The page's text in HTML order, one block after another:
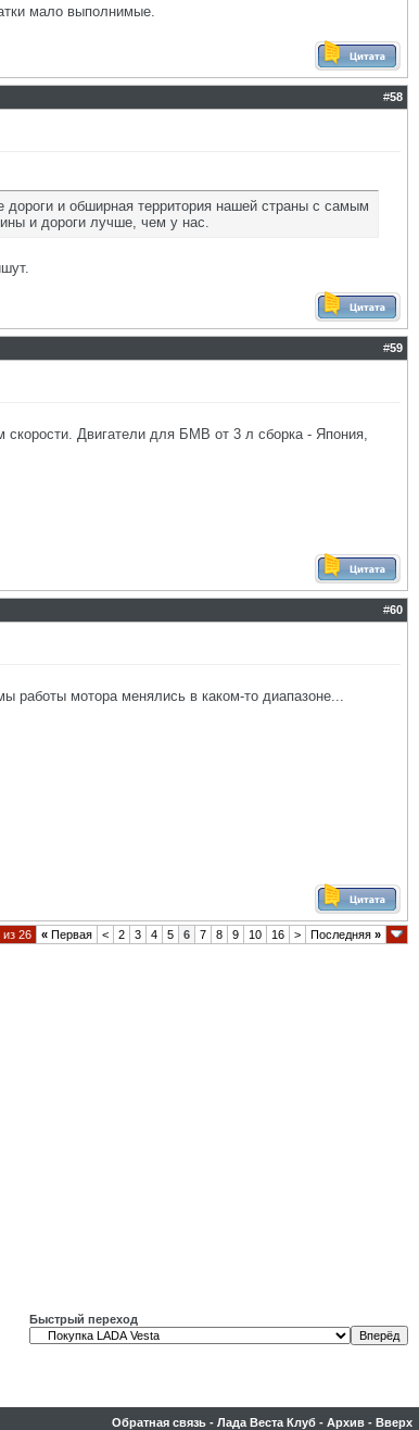
мало выполнимые.
#58
дороги и обширная территория нашей страны с самым
и дороги лучше, чем у нас.
#59
скорости. Двигатели для БМВ от 3 л сборка - Япония,
#60
работы мотора менялись в каком-то диапазоне...
26 « Первая < 2 3 4 5 6 7 8 9 10 16 > Последняя »
Быстрый переход
Обратная связь - Лада Веста Клуб - Архив - Вверх